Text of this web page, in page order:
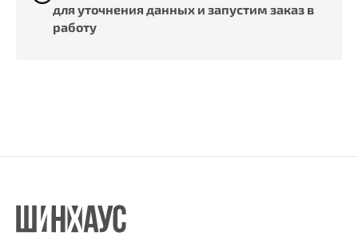
для уточнения данных и запустим заказ в
работу